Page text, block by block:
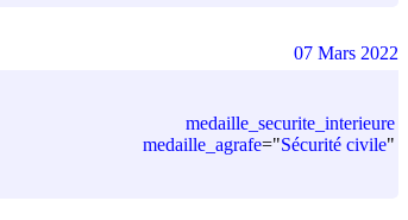
medaille_securite_interieure
medaille_agrafe="Sécurité civile"
07 Mars 2022